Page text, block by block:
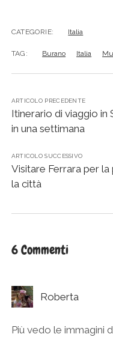
CATEGORIE: Italia
TAG: Burano Italia
ARTICOLO PRECEDENTE
Itinerario di viaggio in
in una settimana
ARTICOLO SUCCESSIVO
Visitare Ferrara per
la città
6 Commenti
Roberta
Più vedo le immagini